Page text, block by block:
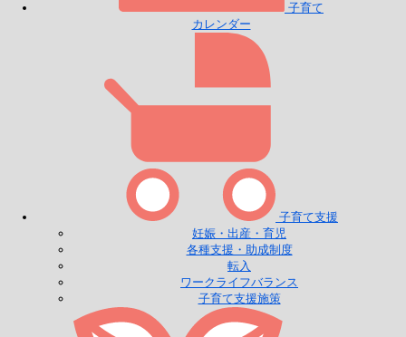
子育て
カレンダー
子育て支援
妊娠・出産・育児
各種支援・助成制度
転入
ワークライフバランス
子育て支援施策